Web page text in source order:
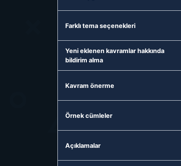
Farklı tema seçenekleri
Yeni eklenen kavramlar hakkında
bildirim alma
Kavram önerme
Örnek cümleler
Açıklamalar